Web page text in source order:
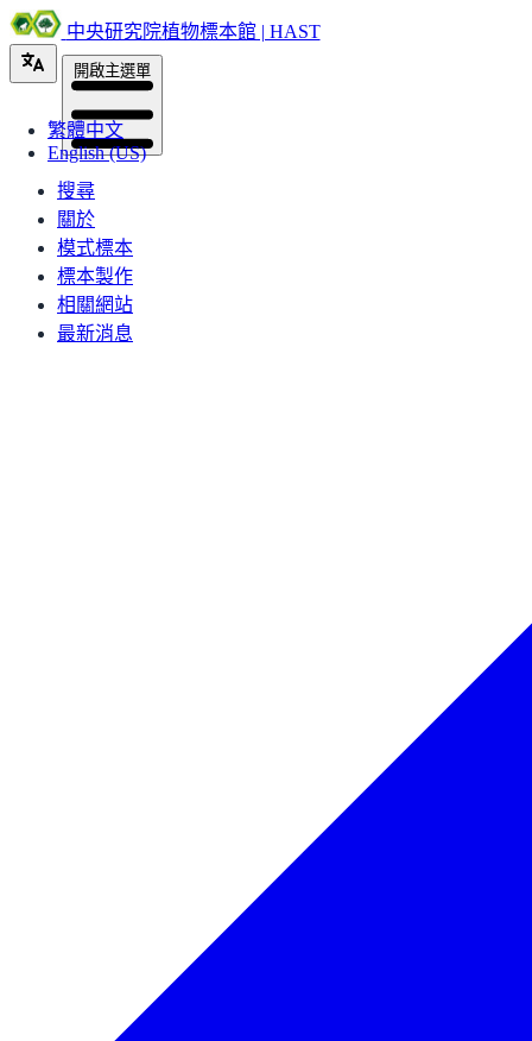
中央研究院植物標本館 | HAST
繁體中文
English (US)
開啟主選單
搜尋
關於
模式標本
標本製作
相關網站
最新消息